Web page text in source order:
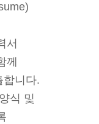
서
께
합니다.
식 및